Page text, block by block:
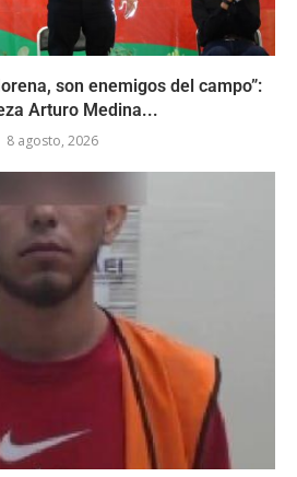
son enemigos del campo”:
Arturo Medina...
8 agosto, 2026